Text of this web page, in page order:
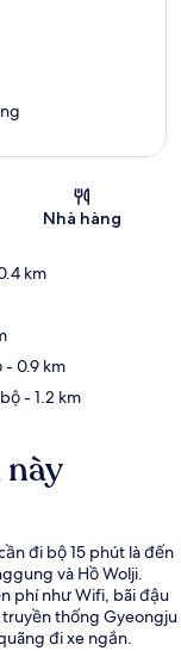
Nhà hàng
km
- 0.9 km
- 1.2 km
đi bộ 15 phút là đến
và Hồ Wolji.
phí như Wifi, bãi đậu
truyền thống Gyeongju
đi xe ngắn.